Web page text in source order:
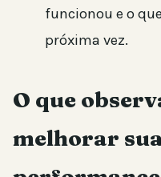
funcionou e o
próxima vez.
O que
melhorar